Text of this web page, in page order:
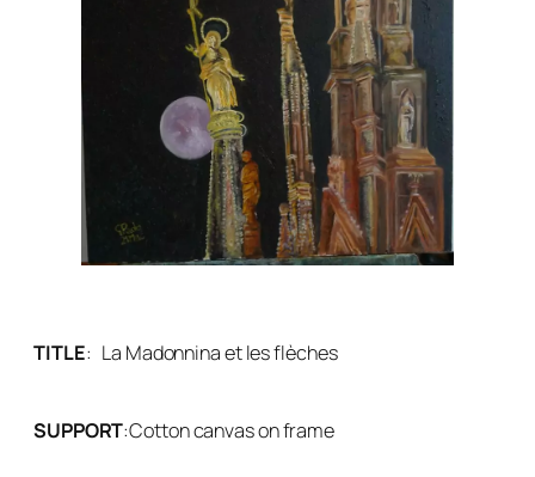
TITLE: La Madonnina et les flèches
SUPPORT:Cotton canvas on frame